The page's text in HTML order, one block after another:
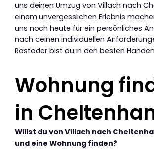
uns deinen Umzug von Villach nach
einem unvergesslichen Erlebnis
uns noch heute für ein persönliches
nach deinen individuellen
Rastoder bist du in den besten
Wohnung
in
Willst du von Villach nach
und eine Wohnung finden?